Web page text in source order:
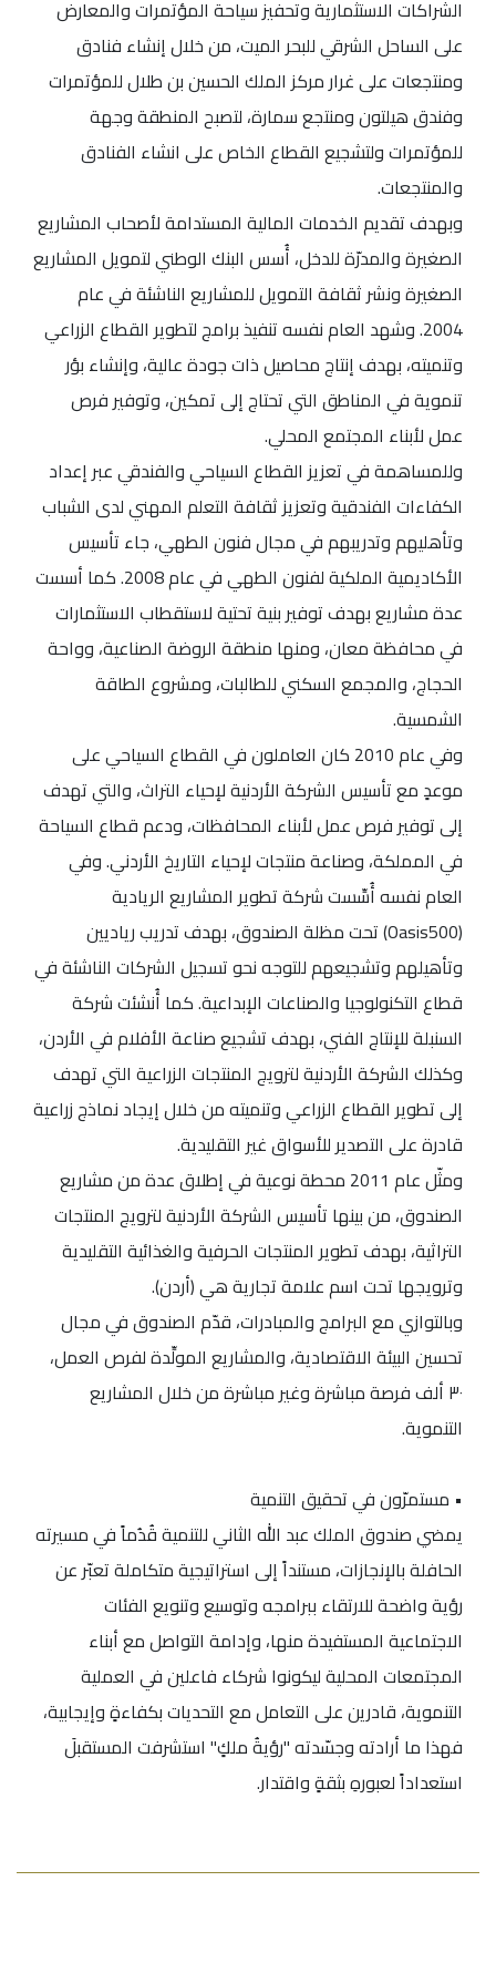
الشراكات الاستثمارية وتحفيز سياحة المؤتمرات والمعارض
على الساحل الشرقي للبحر الميت، من خلال إنشاء فنادق
ومنتجعات على غرار مركز الملك الحسين بن طلال للمؤتمرات
وفندق هيلتون ومنتجع سمارة، لتصبح المنطقة وجهة
للمؤتمرات ولتشجيع القطاع الخاص على انشاء الفنادق
والمنتجعات.
وبهدف تقديم الخدمات المالية المستدامة لأصحاب المشاريع
الصغيرة والمدرّة للدخل، أُسس البنك الوطني لتمويل المشاريع
الصغيرة ونشر ثقافة التمويل للمشاريع الناشئة في عام
2004. وشهد العام نفسه تنفيذ برامج لتطوير القطاع الزراعي
وتنميته، بهدف إنتاج محاصيل ذات جودة عالية، وإنشاء بؤر
تنموية في المناطق التي تحتاج إلى تمكين، وتوفير فرص
عمل لأبناء المجتمع المحلي.
وللمساهمة في تعزيز القطاع السياحي والفندقي عبر إعداد
الكفاءات الفندقية وتعزيز ثقافة التعلم المهني لدى الشباب
وتأهليهم وتدريبهم في مجال فنون الطهي، جاء تأسيس
الأكاديمية الملكية لفنون الطهي في عام 2008. كما أسست
عدة مشاريع بهدف توفير بنية تحتية لاستقطاب الاستثمارات
في محافظة معان، ومنها منطقة الروضة الصناعية، وواحة
الحجاج، والمجمع السكني للطالبات، ومشروع الطاقة
الشمسية.
وفي عام 2010 كان العاملون في القطاع السياحي على
موعدٍ مع تأسيس الشركة الأردنية لإحياء التراث، والتي تهدف
إلى توفير فرص عمل لأبناء المحافظات، ودعم قطاع السياحة
في المملكة، وصناعة منتجات لإحياء التاريخ الأردني. وفي
العام نفسه أُسِّست شركة تطوير المشاريع الريادية
(Oasis500) تحت مظلة الصندوق، بهدف تدريب رياديين
وتأهيلهم وتشجيعهم للتوجه نحو تسجيل الشركات الناشئة في
قطاع التكنولوجيا والصناعات الإبداعية. كما أُنشئت شركة
السنبلة للإنتاج الفني، بهدف تشجيع صناعة الأفلام في الأردن،
وكذلك الشركة الأردنية لترويج المنتجات الزراعية التي تهدف
إلى تطوير القطاع الزراعي وتنميته من خلال إيجاد نماذج زراعية
قادرة على التصدير للأسواق غير التقليدية.
ومثّل عام 2011 محطة نوعية في إطلاق عدة من مشاريع
الصندوق، من بينها تأسيس الشركة الأردنية لترويج المنتجات
التراثية، بهدف تطوير المنتجات الحرفية والغذائية التقليدية
وترويجها تحت اسم علامة تجارية هي (أردن).
وبالتوازي مع البرامج والمبادرات، قدّم الصندوق في مجال
تحسين البيئة الاقتصادية، والمشاريع المولِّدة لفرص العمل،
٣٠ ألف فرصة مباشرة وغير مباشرة من خلال المشاريع
التنموية.
• مستمرّون في تحقيق التنمية
يمضي صندوق الملك عبد الله الثاني للتنمية قُدُماً في مسيرته
الحافلة بالإنجازات، مستنداً إلى استراتيجية متكاملة تعبّر عن
رؤية واضحة للارتقاء ببرامجه وتوسيع وتنويع الفئات
الاجتماعية المستفيدة منها، وإدامة التواصل مع أبناء
المجتمعات المحلية ليكونوا شركاء فاعلين في العملية
التنموية، قادرين على التعامل مع التحديات بكفاءةٍ وإيجابية،
فهذا ما أرادته وجسّدته "رؤيةُ ملكٍ" استشرفت المستقبلَ
استعداداً لعبورهِ بثقةٍ واقتدار.